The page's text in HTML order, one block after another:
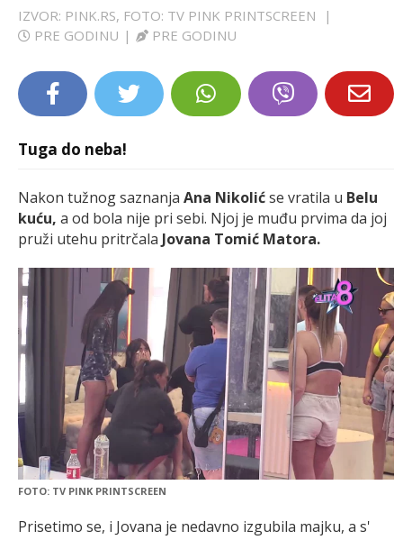
IZVOR: PINK.RS, FOTO: TV PINK PRINTSCREEN
|
PRE GODINU | PRE GODINU
Tuga do neba!
Nakon tužnog saznanja Ana Nikolićse vratila u Belu
kuću, a od bola nije pri sebi. Njoj je muđu prvima da joj
pruži utehu pritrčala Jovana Tomić Matora.
FOTO: TV PINK PRINTSCREEN
Prisetimo se, i Jovana je nedavno izgubila majku, a s'